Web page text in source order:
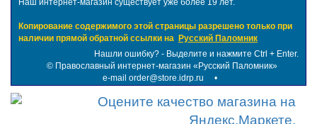
Наш интернет-магазин существует уже более 19 лет.
Копирование содержимого этой страницы разрешено только при
наличии прямой обратной ссылки на Русский Паломник
Нашли ошибку? - Выделите и нажмите Ctrl + Enter.
© Православный интернет-магазин «Русский Паломник»
e-mail order@store.idrp.ru •